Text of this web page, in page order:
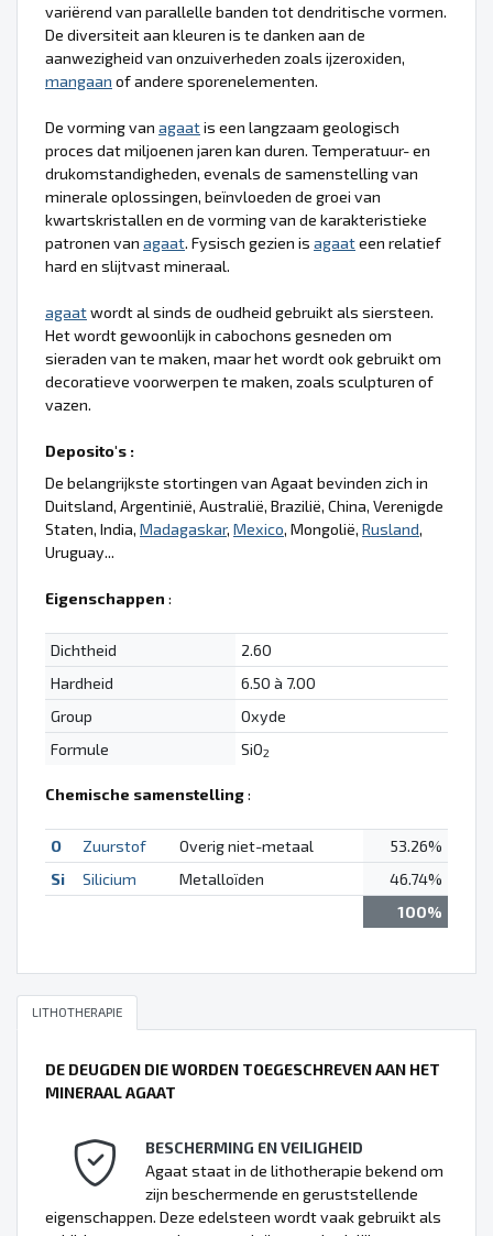
variërend van parallelle banden tot dendritische vormen.
De diversiteit aan kleuren is te danken aan de
aanwezigheid van onzuiverheden zoals ijzeroxiden,
mangaan of andere sporenelementen.
De vorming van agaatis een langzaam geologisch
proces dat miljoenen jaren kan duren. Temperatuur- en
drukomstandigheden, evenals de samenstelling van
minerale oplossingen, beïnvloeden de groei van
kwartskristallen en de vorming van de karakteristieke
patronen van agaat. Fysisch gezien is agaateen relatief
hard en slijtvast mineraal.
agaatwordt al sinds de oudheid gebruikt als siersteen.
Het wordt gewoonlijk in cabochons gesneden om
sieraden van te maken, maar het wordt ook gebruikt om
decoratieve voorwerpen te maken, zoals sculpturen of
vazen.
Deposito's :
De belangrijkste stortingen van Agaat bevinden zich in
Duitsland, Argentinië, Australië, Brazilië, China, Verenigde
Staten, India, Madagaskar, Mexico, Mongolië, Rusland,
Uruguay...
Eigenschappen :
Dichtheid
2.60
Hardheid
6.50 à 7.00
Group
Oxyde
Formule
SiO2
Chemische samenstelling:
O Zuurstof Overig niet-metaal
53.26%
Si
Silicium Metalloïden
46.74%
100%
LITHOTHERAPIE
DE DEUGDEN DIE WORDEN TOEGESCHREVEN AAN HET
MINERAAL AGAAT
BESCHERMING EN VEILIGHEID
Agaat staat in de lithotherapie bekend om
zijn beschermende en geruststellende
eigenschappen. Deze edelsteen wordt vaak gebruikt als